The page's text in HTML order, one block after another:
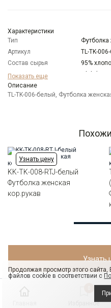
Характеристики
Тип
Футболка
Артикул
TL-TK-
Состав сырья
95%
Бренд
Модель
Цвет
Белый
Показать еще
Описание
TL-TK-006-белый, Футболка
Узнать цену
KK-TK-008-RTJ-белый
Футболка женская
кор.рукав
Узнать
Избранное
Продолжая просмотр этого
файлов cookie в соответствии с